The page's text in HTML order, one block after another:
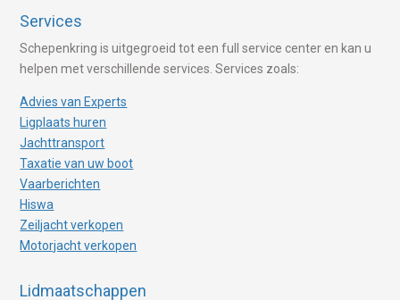
Services
Schepenkring is uitgegroeid tot een full service center en kan u
helpen met verschillende services. Services zoals:
Advies van Experts
Ligplaats huren
Jachttransport
Taxatie van uw boot
Vaarberichten
Hiswa
Zeiljacht verkopen
Motorjacht verkopen
Lidmaatschappen